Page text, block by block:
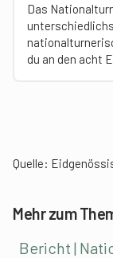
Das
du an den acht
Quelle:
Mehr zum
Bericht |